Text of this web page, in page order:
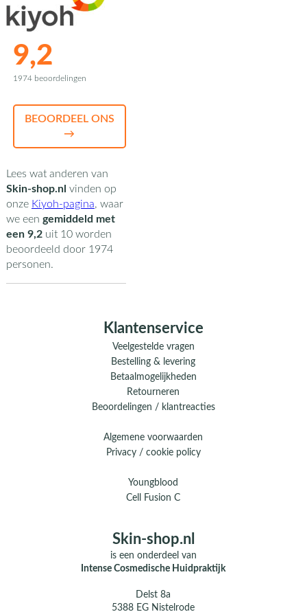
9,2
1974 beoordelingen
BEOORDEEL ONS
→
Lees wat anderen van
Skin-shop.nl vinden op
onze Kiyoh-pagina, waar
we een gemiddeld met
een 9,2uit 10worden
beoordeeld door 1974
personen.
Klantenservice
Veelgestelde vragen
Bestelling & levering
Betaalmogelijkheden
Retourneren
Beoordelingen / klantreacties
Algemene voorwaarden
Privacy / cookie policy
Youngblood
Cell Fusion C
Skin-shop.nl
is een onderdeel van
Intense Cosmedische Huidpraktijk
Delst 8a
5388 EG Nistelrode